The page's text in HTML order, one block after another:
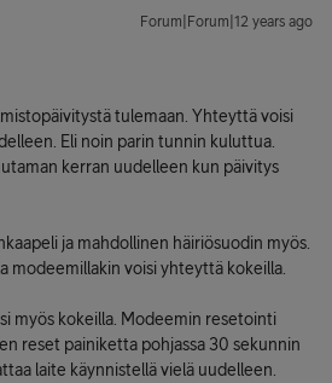
Forum|Forum|12 years ago
tulemaan. Yhteyttä voisi
Eli noin parin tunnin kuluttua.
kerran uudelleen kun päivitys
ja mahdollinen häiriösuodin myös.
modeemillakin voisi yhteyttä kokeilla.
myös kokeilla. Modeemin resetointi
reset painiketta pohjassa 30 sekunnin
laite käynnistellä vielä uudelleen.